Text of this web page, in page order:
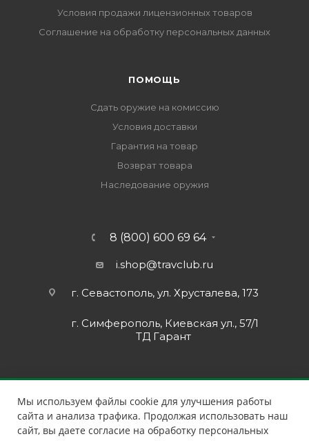
Условия продажи лицензионных товаров
Соглашение на обработку персональных данных
ПОМОЩЬ
Сдать оружие на комиссию
Условия доставки
Гарантия на товар
Возврат товара
Наследование оружия
8 (800) 600 69 64
i.shop@travclub.ru
г. Севастополь, ул. Хрусталева, 173
г. Симферополь, Киевская ул., 57/1
ТД Гарант
Мы используем файлы cookie для улучшения работы
сайта и анализа трафика. Продолжая использовать наш
сайт, вы даете согласие на обработку персональных